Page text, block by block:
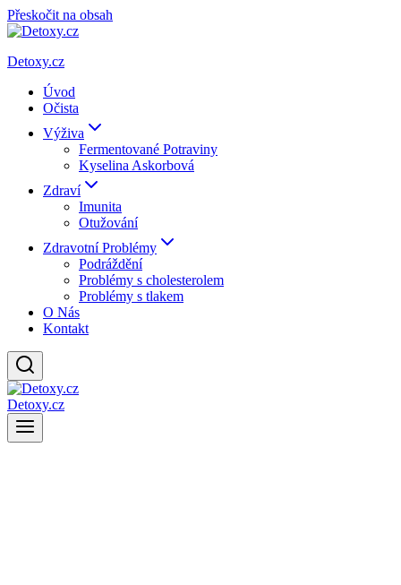
Přeskočit na obsah
Detoxy.cz
Úvod
Očista
Výživa
Fermentované Potraviny
Kyselina Askorbová
Zdraví
Imunita
Otužování
Zdravotní Problémy
Podráždění
Problémy s cholesterolem
Problémy s tlakem
O Nás
Kontakt
Detoxy.cz